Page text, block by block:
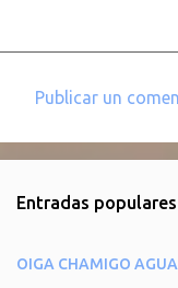
e
t
Publicar un
Entradas populares
OIGA CHAMIGO